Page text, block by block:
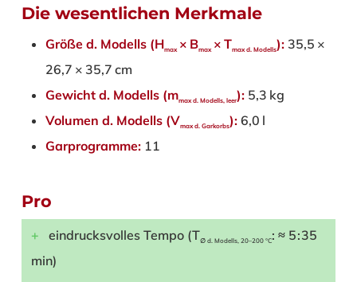
Die wesentlichen Merkmale
Größe d. Modells (Hmax × Bmax × ​Tmax d. Modells):35,5 ×
26,7 × 35,7 cm
Gewicht d. Modells (mmax d. Modells, leer):5,3 kg
Volumen d. Modells (Vmax d. Garkorbs):6,0 l
Garprogramme:11
Pro
eindrucksvolles Tempo (T∅ d. Modells, 20–200 °C: ≈ 5 : 35
min)